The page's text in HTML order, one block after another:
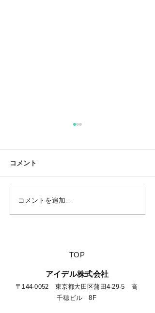
【夏休みに行きたい山派
キャンパーにオススメの
コメント
コメントを追加…
​TOP
​アイデル株式会社
​​〒144-0052 東京都大田区蒲田4-29-5 高
千穂ビル 8F​